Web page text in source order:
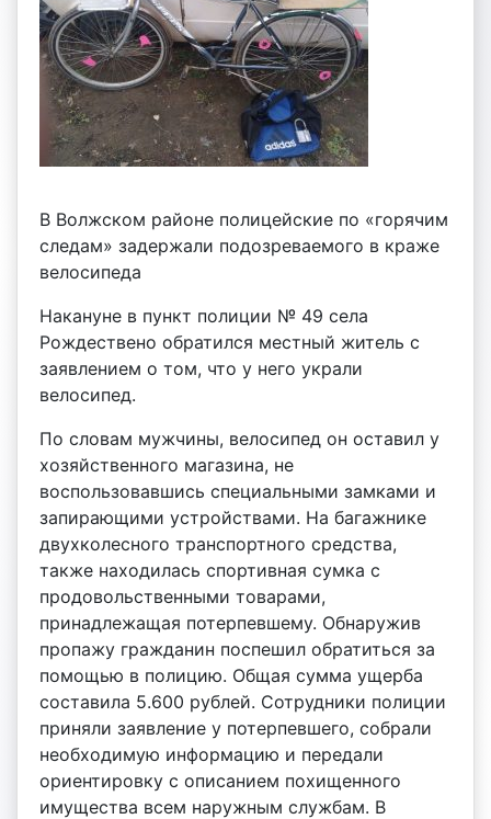
В Волжском районе полицейские по «горячим
следам» задержали подозреваемого в краже
велосипеда
Накануне в пункт полиции № 49 села
Рождествено обратился местный житель с
заявлением о том, что у него украли
велосипед.
По словам мужчины, велосипед он оставил у
хозяйственного магазина, не
воспользовавшись специальными замками и
запирающими устройствами. На багажнике
двухколесного транспортного средства,
также находилась спортивная сумка с
продовольственными товарами,
принадлежащая потерпевшему. Обнаружив
пропажу гражданин поспешил обратиться за
помощью в полицию. Общая сумма ущерба
составила 5.600 рублей. Сотрудники полиции
приняли заявление у потерпевшего, собрали
необходимую информацию и передали
ориентировку с описанием похищенного
имущества всем наружным службам. В